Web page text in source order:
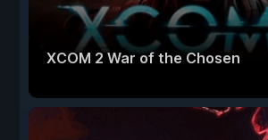
XCOM 2 War of the Chosen